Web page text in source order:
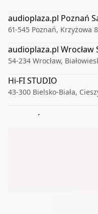
audioplaza.pl Poznań
61-545 Poznań, Krzyżowa 8
audioplaza.pl Wrocław
54-234 Wrocław,
Hi-FI STUDIO
43-300 Bielsko-Biała,
LINIA DŹWIĘKU